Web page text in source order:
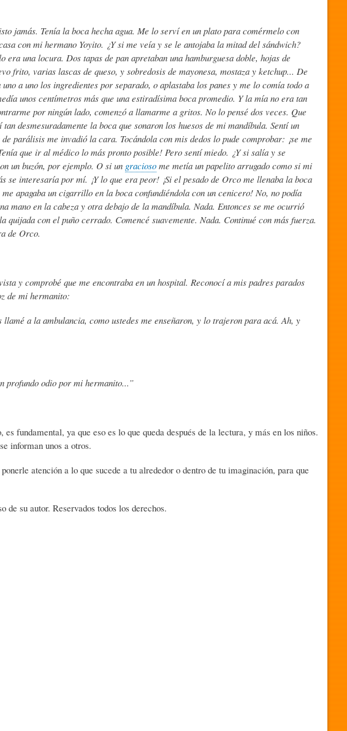
jamás. Tenía la boca hecha agua. Me lo serví en un plato para comérmelo con
con mi hermano Yoyito. ¿Y si me veía y se le antojaba la mitad del sándwich?
una locura. Dos tapas de pan apretaban una hamburguesa doble, hojas de
frito, varias lascas de queso, y sobredosis de mayonesa, mostaza y ketchup... De
a uno los ingredientes por separado, o aplastaba los panes y me lo comía todo a
unos centímetros más que una estiradísima boca promedio. Y la mía no era tan
por ningún lado, comenzó a llamarme a gritos. No lo pensé dos veces. Que
desmesuradamente la boca que sonaron los huesos de mi mandíbula. Sentí un
parálisis me invadió la cara. Tocándola con mis dedos lo pude comprobar: ¡se me
que ir al médico lo más pronto posible! Pero sentí miedo. ¿Y si salía y se
un buzón, por ejemplo. O si un gracioso me metía un papelito arrugado como si mi
interesaría por mí. ¡Y lo que era peor! ¡Si el pesado de Orco me llenaba la boca
apagaba un cigarrillo en la boca confundiéndola con un cenicero! No, no podía
en la cabeza y otra debajo de la mandíbula. Nada. Entonces se me ocurrió
con el puño cerrado. Comencé suavemente. Nada. Continué con más fuerza.
de Orco.
y comprobé que me encontraba en un hospital. Reconocí a mis padres parados
de mi hermanito:
a la ambulancia, como ustedes me enseñaron, y lo trajeron para acá. Ah, y
profundo odio por mi hermanito...”
fundamental, ya que eso es lo que queda después de la lectura, y más en los niños.
informan unos a otros.
atención a lo que sucede a tu alrededor o dentro de tu imaginación, para que
su autor. Reservados todos los derechos.